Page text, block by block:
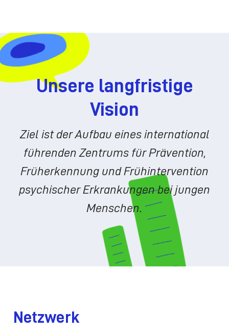
Unsere langfristige
Vision
Ziel ist der Aufbau eines international
führenden Zentrums für Prävention,
Früherkennung und Frühintervention
psychischer Erkrankungen bei jungen
Menschen.
Netzwerk